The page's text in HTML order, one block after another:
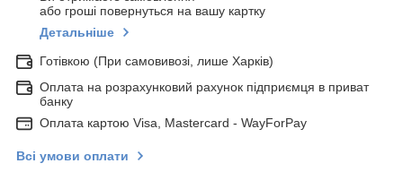
або гроші повернуться на вашу картку
Детальніше
Готівкою (При самовивозі, лише Харків)
Оплата на розрахунковий рахунок підприємця в приват
банку
Оплата картою Visa, Mastercard - WayForPay
Всі умови оплати